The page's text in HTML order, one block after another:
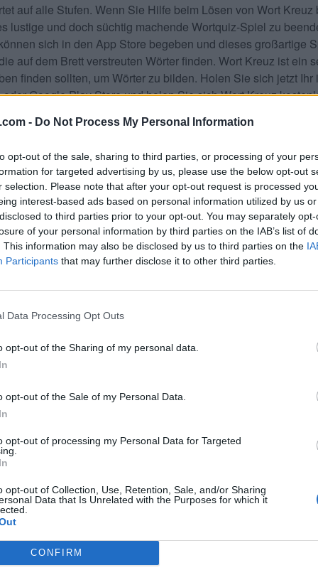
- Do Not Process My Personal Information
opt-out of the sale, sharing to third parties, or processing of your
for targeted advertising by us, please use the below opt-out
selection. Please note that after your opt-out request is processed
interest-based ads based on personal information utilized by us
to third parties prior to your opt-out. You may separately
of your personal information by third parties on the IAB’s list of
This information may also be disclosed by us to third parties on the
Participants that may further disclose it to other third parties.
Data Processing Opt Outs
opt-out of the Sharing of my personal data.
opt-out of the Sale of my Personal Data.
opt-out of processing my Personal Data for Targeted
opt-out of Collection, Use, Retention, Sale, and/or Sharing
Data that Is Unrelated with the Purposes for which it
CONFIRM
auf alle Stufen. Wenn Sie Hilfe beim Lösen von Wort Kreuz
lustige und doch süchtig machende Wortquiz-Spiel zu
sich in den App Store begeben und dieses großartige
auf dem Brett verstreuten Wörter finden. Wort Kreuz ist ein
finden sollten, um Wörter zu bilden. Holen Sie sich jetzt
Google Play Store und holen Sie sich Wort Kreuz
Teilen und bewerten Sie das Spiel mit Ihrer Freundesliste,
Geben Sie alle
Wählen Sie Ihr Puzzle aus:
Levelnummer suchen, aber wir empfehlen Ihnen, die